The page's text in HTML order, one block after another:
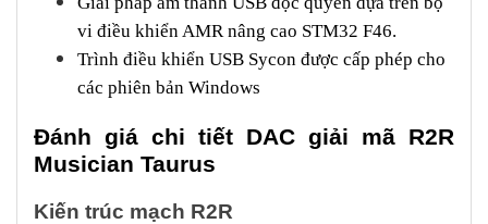
vi điều khiển AMR nâng cao STM32 F46.
Trình điều khiển USB Sycon được cấp phép cho
các phiên bản Windows
Đánh giá chi tiết DAC giải mã R2R
Musician Taurus
Kiến trúc mạch R2R